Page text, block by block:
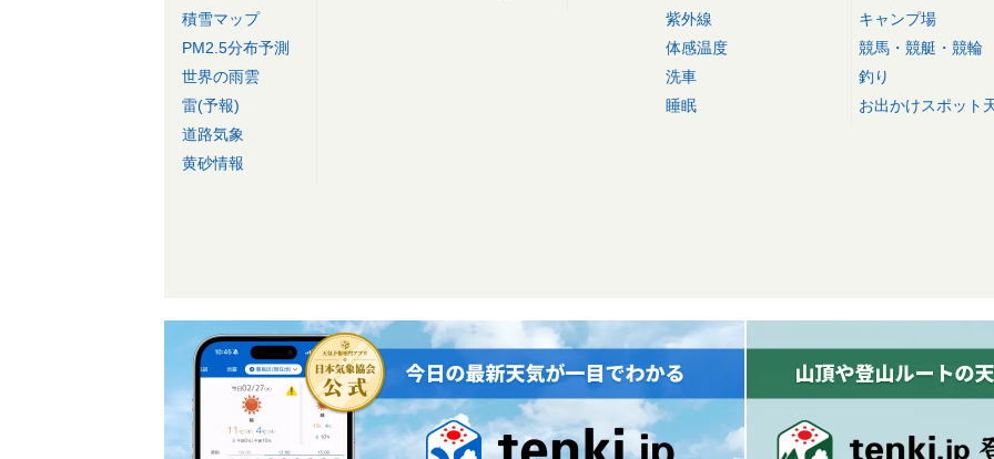
積雪マップ
PM2.5分布予測
世界の雨雲
雷(予報)
道路気象
黄砂情報
紫外線
体感温度
洗車
睡眠
キャンプ場
競馬・競艇・競輪
釣り
お出かけスポット